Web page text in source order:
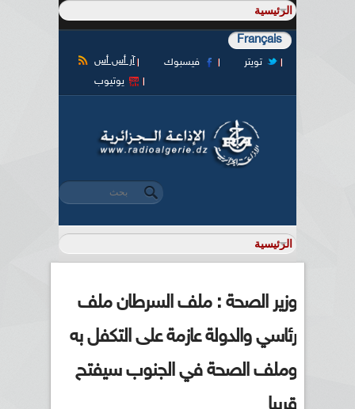
Français
آر أس أس فيسبوك
تويتر
يوتيوب
استمارة البحث
‏بحث ‏
وزير الصحة : ملف السرطان ملف
رئاسي والدولة عازمة على التكفل به
وملف الصحة في الجنوب سيفتح